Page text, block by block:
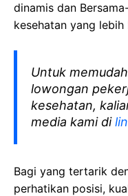
dinamis dan
kesehatan yang
Untuk
lowongan
kesehatan,
media kami di
Bagi yang tertarik
perhatikan posisi,